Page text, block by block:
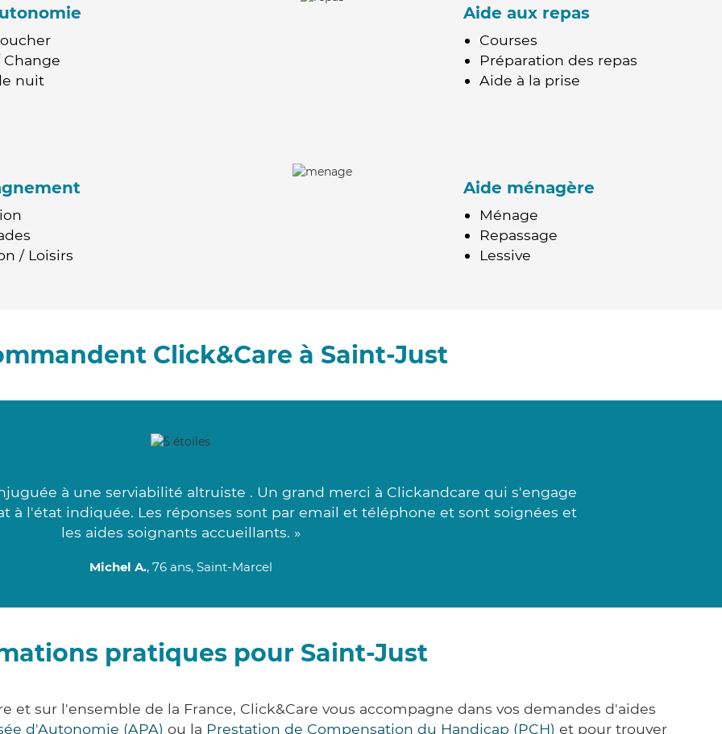
nuit
Aide aux repas
Courses
Préparation des repas
Aide à la prise
/ Loisirs
Aide ménagère
Ménage
Repassage
Lessive
Click&Care à Saint-Just
à une serviabilité altruiste . Un grand merci à Clickandcare qui s'engage
à l'état indiquée. Les réponses sont par email et téléphone et sont soignées et
les aides soignants accueillants. »
Michel A., 76 ans, Saint-Marcel
pratiques pour Saint-Just
et sur l'ensemble de la France, Click&Care vous accompagne dans vos demandes d'aides
d'Autonomie (APA) ou la Prestation de Compensation du Handicap (PCH) et pour trouver